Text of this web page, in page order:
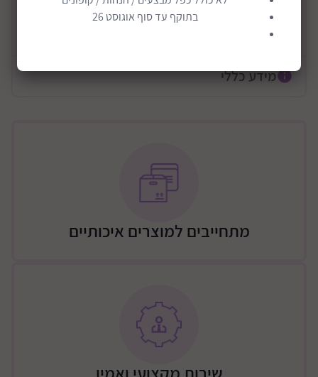
מתאימה למשחק ריאליסטי ומהנה במיוחד במטבח הילדים.
הערכה עשוייה מפלדת אל-חלד ובנוייה בצורה בטוחה
ואיכותית.
קרא עוד
מידע כללי
מתחייבים למוצרים איכותיים
בתוקף עד סוף אוגוסט 26